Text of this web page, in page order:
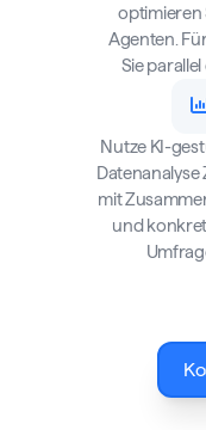
optimieren
Agenten.
Sie
Nutze KI-
Datenanalyse
mit
und